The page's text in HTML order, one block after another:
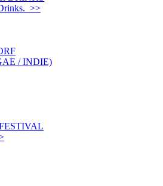
>>
/ INDIE)